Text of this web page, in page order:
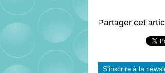
Partager cet
S'inscrire à la